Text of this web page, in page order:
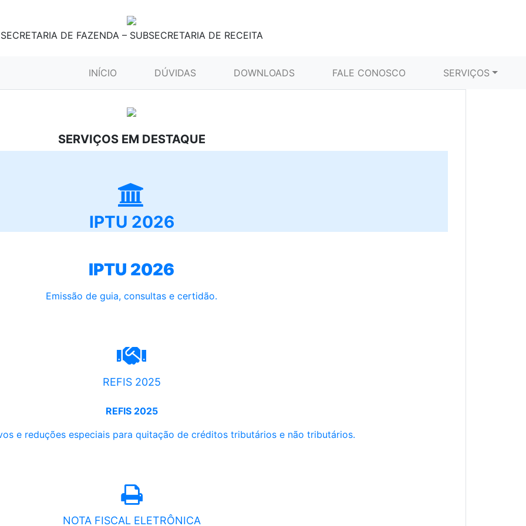
SECRETARIA DE FAZENDA – SUBSECRETARIA DE RECEITA
INÍCIO (CURRENT)DÚVIDAS DOWNLOADS FALE CONOSCO SERVIÇOS
SERVIÇOS EM DESTAQUE
IPTU 2026
IPTU 2026
Emissão de guia, consultas e certidão.
REFIS 2025
REFIS 2025
e reduções especiais para quitação de créditos tributários e não tributários.
NOTA FISCAL ELETRÔNICA